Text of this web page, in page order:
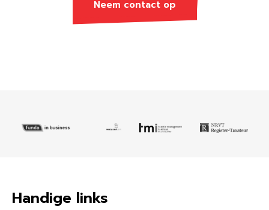
Neem contact op
Handige links